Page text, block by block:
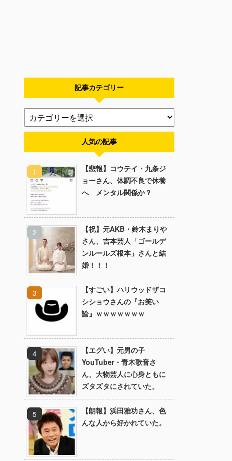
記事カテゴリー
人気の記事
【悲報】コウテイ・九条ジ
ョーさん、体調不良で休養
へ メンタル関係か？
【祝】元AKB・鈴木まりや
さん、吉本芸人「ゴールデ
ンルールズ根本」さんと結
婚！！！
【すごい】ハリウッドザコ
シショウさんの『お笑い
論』ｗｗｗｗｗｗｗ
【エグい】元男の子
YouTuber・青木歌音さ
ん、大物芸人に心身ともに
ズタズタにされていた。
【朗報】浜田雅功さん、色
んな人から好かれていた。